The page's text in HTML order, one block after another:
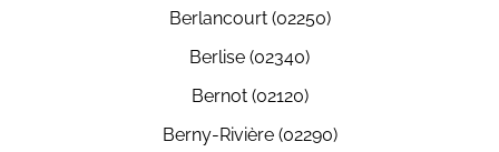
Berlancourt (02250)
Berlise (02340)
Bernot (02120)
Berny-Rivière (02290)